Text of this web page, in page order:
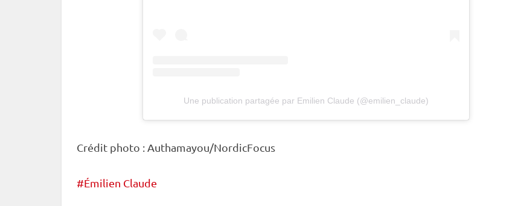
Une publication partagée par Emilien Claude (@emilien_claude)
Crédit photo : Authamayou/NordicFocus
Émilien Claude